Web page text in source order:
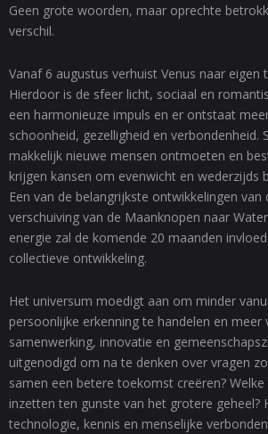
Geen grote woorden, maar oprechte
verschil.
Vanaf 6 augustus verhuist Venus naar eigen
Hierdoor is de sfeer licht, sociaal en
een harmonieuze impuls en er ontstaat
schoonheid, gezelligheid en verbondenheid.
makkelijk nieuwe mensen ontmoeten en
krijgen kansen om evenwicht en wederzijds
Een van de belangrijkste ontwikkelingen van
verschuiving van de Maanknopen naar
energie zal de komende 20 maanden
collectieve ontwikkeling.
Het universum moedigt aan om minder
persoonlijke erkenning te handelen en meer
samenwerking, innovatie en
uitgenodigd om na te denken over vragen
samen een betere toekomst creëren?
inzetten ten gunste van het grotere geheel?
technologie, kennis en menselijke